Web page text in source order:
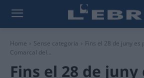
Home Sense categoria
Fins el 28 de juny es
Comarcal del...
Fins el 28 de juny